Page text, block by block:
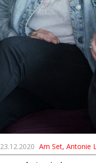
23.12.2020 Am Set, Antonie